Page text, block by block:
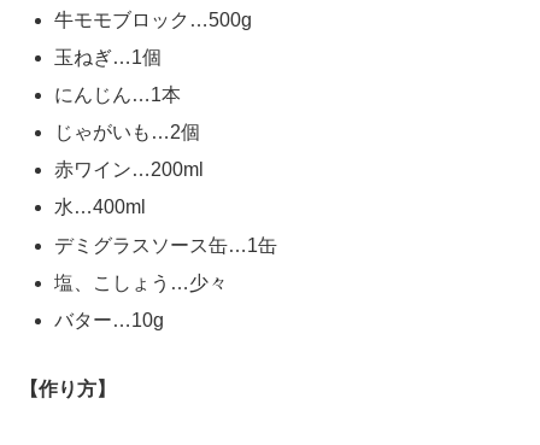
牛モモブロック…500g
玉ねぎ…1個
にんじん…1本
じゃがいも…2個
赤ワイン…200ml
水…400ml
デミグラスソース缶…1缶
塩、こしょう…少々
バター…10g
【作り方】